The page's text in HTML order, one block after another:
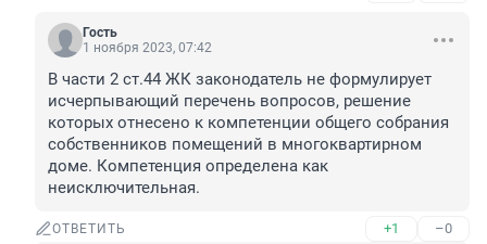
Гость
1 ноября 2023, 07:42
В части 2 ст.44 ЖК законодатель не формулирует
исчерпывающий перечень вопросов, решение
которых отнесено к компетенции общего собрания
собственников помещений в многоквартирном
доме. Компетенция определена как
неисключительная.
ОТВЕТИТЬ +1 –0